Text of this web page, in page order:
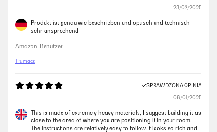
23/02/2025
Produkt ist genau wie beschrieben und optisch und technisch
sehr ansprechend
Amazon-Benutzer
Tłumacz
SPRAWDZONA OPINIA
08/01/2025
This is made of extremely heavy materials, I suggest building it as
close to the area of where you are positioning it in your room.
The instructions are relatively easy to follow.It looks so rich and